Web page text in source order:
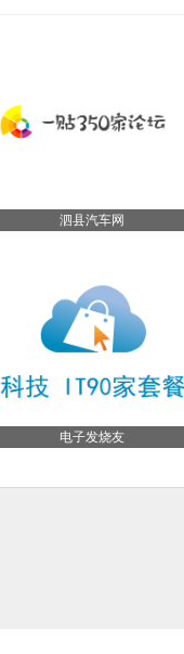
泗县汽车网
电子发烧友